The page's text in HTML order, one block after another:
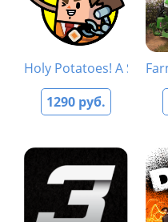
Holy Potatoes! A Spy
1290 руб.